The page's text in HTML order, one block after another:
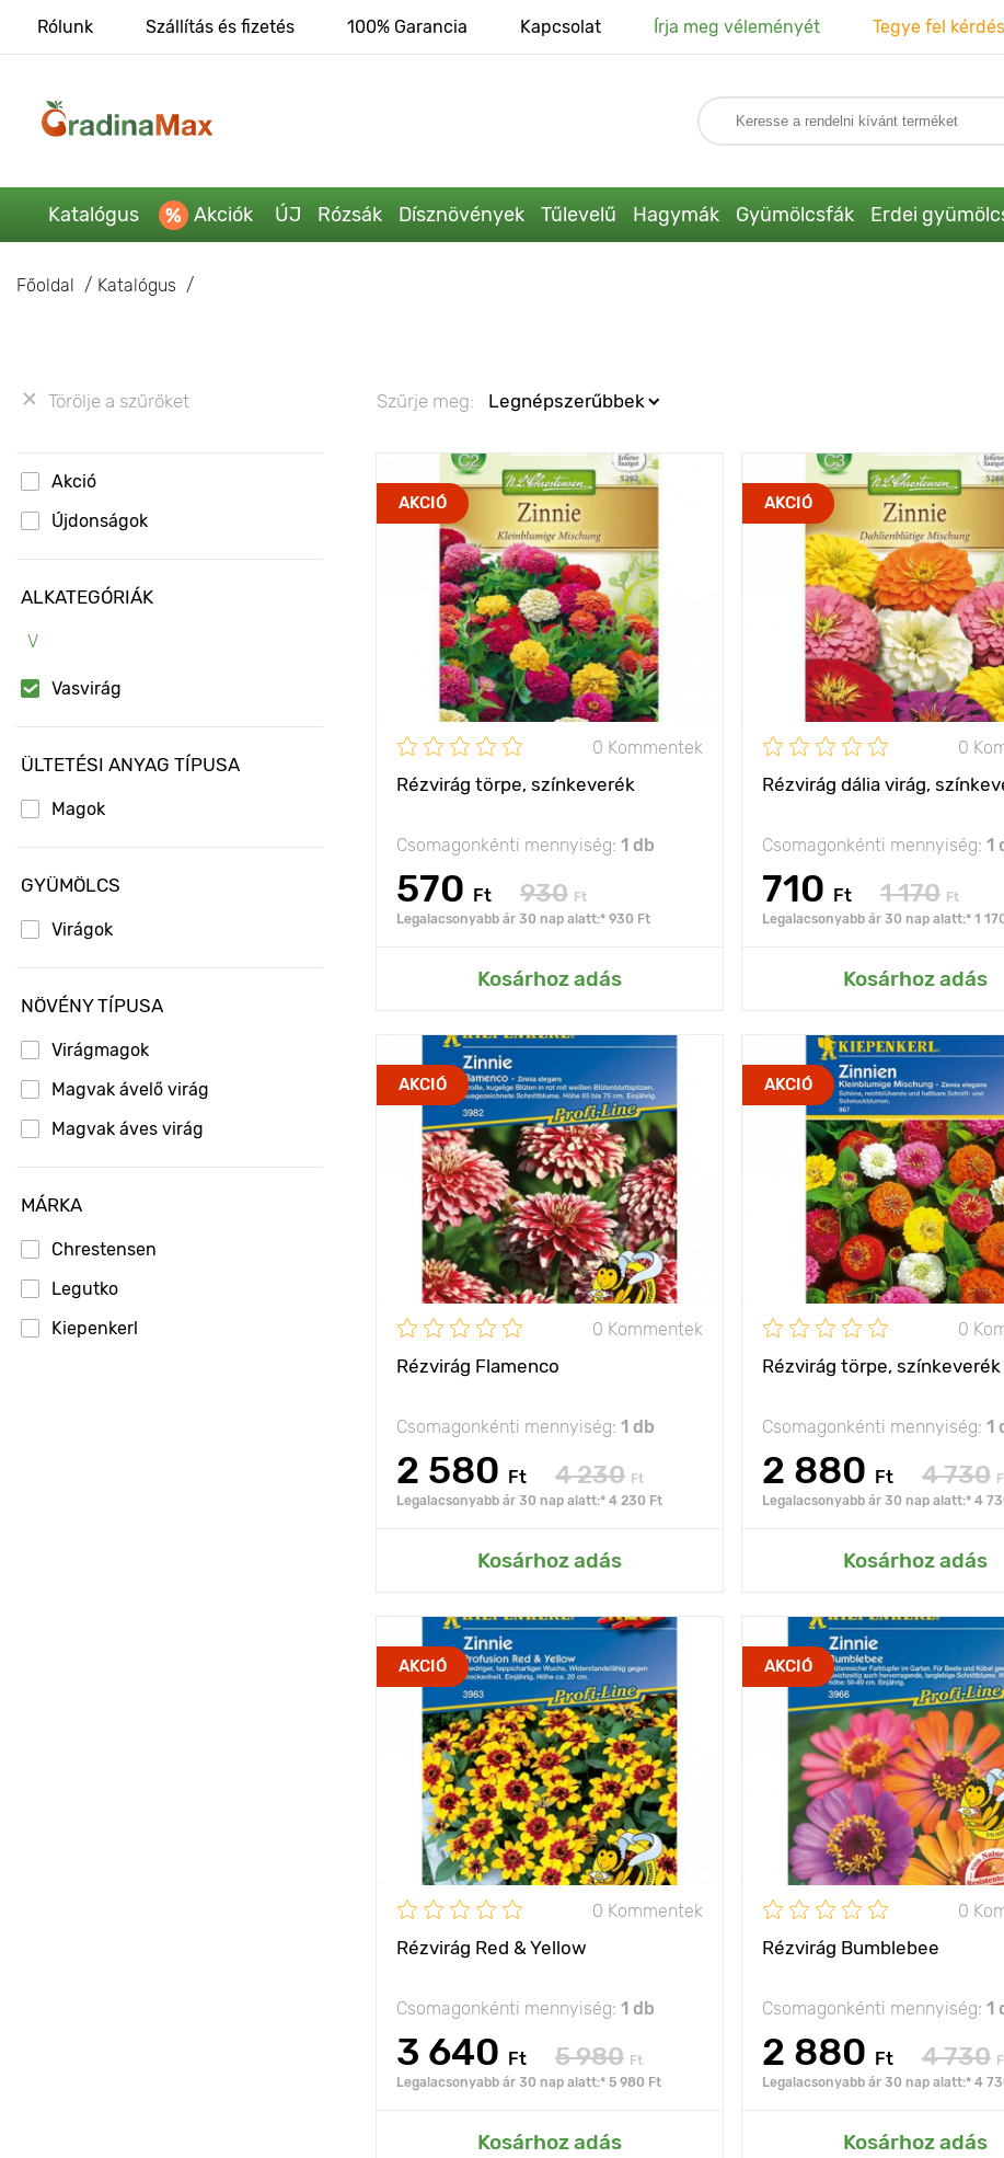
Rólunk Szállítás és fizetés 100% Garancia Kapcsolat Írja meg véleményét Tegye fel
Katalógus Akciók ÚJ Rózsák Dísznövények Tűlevelű Hagymák Gyümölcsfák Erdei
Főoldal Katalógus
Törölje a szűrőket
Akció
Újdonságok
ALKATEGÓRIÁK
V
Vasvirág
ÜLTETÉSI ANYAG TÍPUSA
Magok
GYÜMÖLCS
Virágok
NÖVÉNY TÍPUSA
Virágmagok
Magvak ávelő virág
Magvak áves virág
MÁRKA
Chrestensen
Legutko
Kiepenkerl
Szűrje meg: Legnépszerűbbek
AKCIÓ
0 Kommentek
Rézvirág törpe, színkeverék
Csomagonkénti mennyiség: 1 db
570 Ft 930 Ft
Legalacsonyabb ár 30 nap alatt:* 930 Ft
Kosárhoz adás
Jellemzők
Kifejlett kori
magasság
30 - 40 cm
Ültetési távolság 20 х 30 cm
Fényigény
Hozzáadás az Én kertemhez
AKCIÓ
0
Rézvirág dália virág,
Csomagonkénti mennyiség: 1
710 Ft 1 170 Ft
Legalacsonyabb ár 30 nap alatt:* 1
Kosárhoz adás
Jellemzők nagyon
Kifejlett kori
magasság
Ültetési távolság
Fényigény
Hozzáadás az Én
AKCIÓ
0 Kommentek
Rézvirág Flamenco
Csomagonkénti mennyiség: 1 db
2 580 Ft 4 230 Ft
Legalacsonyabb ár 30 nap alatt:* 4 230 Ft
Kosárhoz adás
Jellemzők
virágok
Kifejlett kori
magasság
60 - 80 cm
Ültetési távolság 30 х 20 cm
Fényigény nap
Hozzáadás az Én kertemhez
AKCIÓ
0
Rézvirág törpe, színkeverék
Csomagonkénti mennyiség: 1
2 880 Ft 4 730
Legalacsonyabb ár 30 nap alatt:* 4
Kosárhoz adás
Jellemzők
Kifejlett kori
magasság
Ültetési távolság
Fényigény
Hozzáadás az Én
AKCIÓ
0 Kommentek
Rézvirág Red & Yellow
Csomagonkénti mennyiség: 1 db
3 640 Ft 5 980 Ft
Legalacsonyabb ár 30 nap alatt:* 5 980 Ft
Kosárhoz adás
Jellemzők
esztétika
Kifejlett kori
magasság
20 - 30 cm
Ültetési távolság 25 х 25 cm
Fényigény nap
Hozzáadás az Én kertemhez
AKCIÓ
0
Rézvirág Bumblebee
Csomagonkénti mennyiség: 1
2 880 Ft 4 730
Legalacsonyabb ár 30 nap alatt:* 4
Kosárhoz adás
Jellemzők
Kifejlett kori
magasság
Ültetési távolság
Fényigény
Hozzáadás az Én